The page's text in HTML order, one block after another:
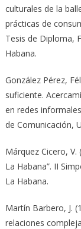
culturales de la
prácticas de
Tesis de Diploma,
Habana.
González Pérez,
suficiente.
en redes
de Comunicación,
Márquez Cicero, V.
La Habana”. II
La Habana.
Martín Barbero, J.
relaciones